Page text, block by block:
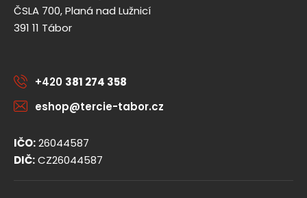
ČSLA 700, Planá nad Lužnicí
391 11 Tábor
+420 381 274 358
eshop@tercie-tabor.cz
IČO:26044587
DIČ:CZ26044587